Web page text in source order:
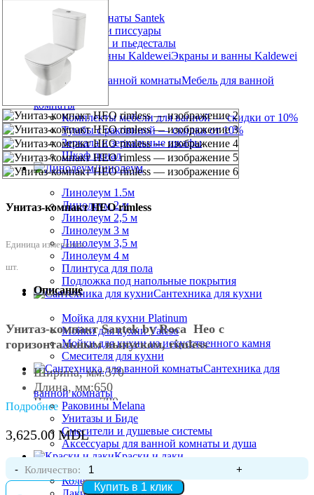
для ванной комнаты Santek
Унитазы и писсуары
Раковины и пьедесталы
Экраны и ванны Kaldewei
Мебель для ванной
комнаты
Комплекты мебели для ванной — скидки от 10%
Тумбы с раковиной — скидки от 10%
Зеркала и зеркальные шкафы
Шкаф пенал
Линолеум
Линолеум 1.5м
Линолеум 2 м
Линолеум 2,5 м
Линолеум 3 м
Линолеум 3,5 м
Линолеум 4 м
Плинтуса для пола
Подложка под напольные покрытия
Сантехника для кухни
Мойка для кухни Platinum
Мойки для кухни Valeso
Мойки для кухни из искусственного камня
Смесителя для кухни
Сантехника для
ванной комнаты
Раковины Melana
Унитазы и Биде
Смесители и душевые системы
Аксессуары для ванной комнаты и душа
Краски и лаки
Колеры
Унитаз-компакт НЕО rimless
Единица измерения:
шт.
Описание
Унитаз-компакт Santek by Roca Нео с
горизонтальным выпуском, rimless
Ширина, мм:370
Длина, мм:650
Высота, мм:780
Артикул:1WH302418
Гарантия:10 лет
Коллекция:Нео
Безободковый:да
Выпуск:горизонтальный
Смывная система:душевая (круговой смыв)
Подробнее
3,625.00 MDL
Количество:
Купить в 1 клик